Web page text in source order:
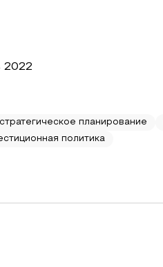
2022
планирование
политика